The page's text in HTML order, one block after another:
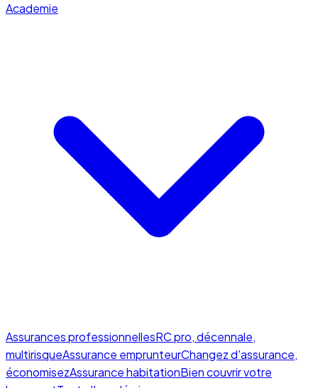
Academie
Assurances professionnellesRC pro, décennale,
multirisqueAssurance emprunteurChangez d'assurance,
économisezAssurance habitationBien couvrir votre